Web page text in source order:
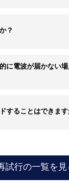
？
に電波が届かない
することはできます
試行の一覧を見